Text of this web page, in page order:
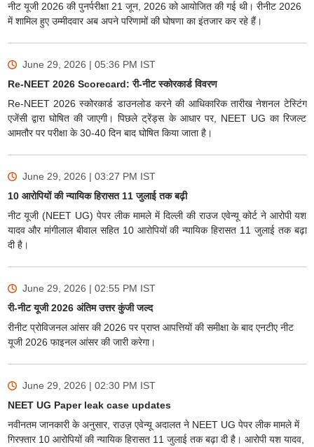
नीट यूजी 2026 की पुनर्परीक्षा 21 जून, 2026 को आयोजित की गई थी। रीनीट 2026
में शामिल हुए उम्मीदवार अब अपने परिणामों की घोषणा का इंतजार कर रहे हैं।
June 29, 2026 | 05:36 PM IST
Re-NEET 2026 Scorecard: री-नीट स्कोरकार्ड विवरण
Re-NEET 2026 स्कोरकार्ड डाउनलोड करने की आधिकारिक तारीख नेशनल टेस्टिंग
एजेंसी द्वारा घोषित की जाएगी। पिछले ट्रेंड्स के आधार पर, NEET UG का रिजल्ट
आमतौर पर परीक्षा के 30-40 दिन बाद घोषित किया जाता है।
June 29, 2026 | 03:27 PM IST
10 आरोपियों की न्यायिक हिरासत 11 जुलाई तक बढ़ी
नीट यूजी (NEET UG) पेपर लीक मामले में दिल्ली की राउज एवेन्यू कोर्ट ने आरोपी यश
यादव और मांगीलाल बीवाल सहित 10 आरोपियों की न्यायिक हिरासत 11 जुलाई तक बढ़ा
दी है।
June 29, 2026 | 02:55 PM IST
री-नीट यूजी 2026 अंतिम उत्तर कुंजी जल्द
रीनीट प्रोविजनल आंसर की 2026 पर प्राप्त आपत्तियों की समीक्षा के बाद एनटीए नीट
यूजी 2026 फाइनल आंसर की जारी करेगा।
June 29, 2026 | 02:30 PM IST
NEET UG Paper leak case updates
नवीनतम जानकारी के अनुसार, राउज़ एवेन्यू अदालत ने NEET UG पेपर लीक मामले में
गिरफ्तार 10 आरोपियों की न्यायिक हिरासत 11 जुलाई तक बढ़ा दी है। आरोपी यश यादव,